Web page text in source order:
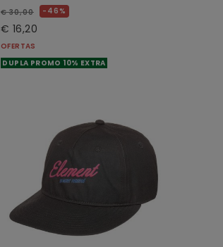
€ 30,00 46%
€ 16,20
OFERTAS
DUPLA PROMO 10% EXTRA